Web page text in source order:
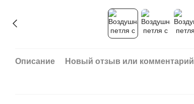
Описание Новый отзыв или комментарий